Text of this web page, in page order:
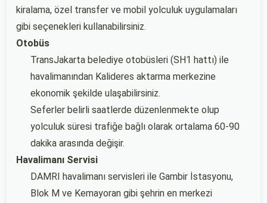
kiralama, özel transfer ve mobil yolculuk uygulamaları
gibi seçenekleri kullanabilirsiniz.
Otobüs
TransJakarta belediye otobüsleri (SH1 hattı) ile
havalimanından Kalideres aktarma merkezine
ekonomik şekilde ulaşabilirsiniz.
Seferler belirli saatlerde düzenlenmekte olup
yolculuk süresi trafiğe bağlı olarak ortalama 60-90
dakika arasında değişir.
Havalimanı Servisi
DAMRI havalimanı servisleri ile Gambir İstasyonu,
Blok M ve Kemayoran gibi şehrin en merkezi